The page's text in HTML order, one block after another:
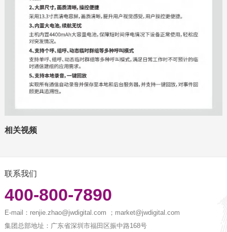
相关视频
联系我们
400-800-7890
E-mail： renjie.zhao@jwdigital.com ；market@jwdigital.com
集团总部地址： 广东省深圳市福田区振中路168号